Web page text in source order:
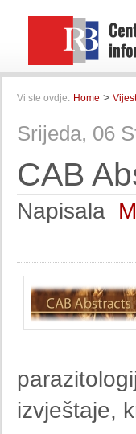
Vi ste ovdje: Home >
Srijeda, 06
CAB
Napisala
izvještaje,